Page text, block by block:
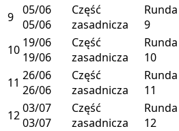
9 05/06
05/06
Część
zasadnicza
Runda
9
10 19/06
19/06
Część
zasadnicza
Runda
10
11 26/06
26/06
Część
zasadnicza
Runda
11
1203/07
03/07
Część
zasadnicza
Runda
12